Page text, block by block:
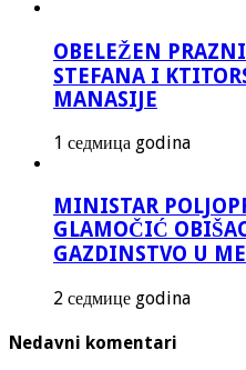
OBELEŽEN
STEFANA I
MANASIJE
1 седмица godina
MINISTAR
GLAMOČIĆ
GAZDINSTVO U
2 седмице godina
Nedavni komentari